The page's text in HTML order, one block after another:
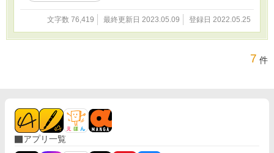
文字数 76,419 最終更新日 2023.05.09 登録日 2022.05.25
7 件
アプリ一覧